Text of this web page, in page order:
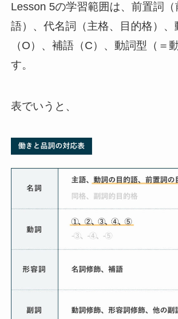
Lesson 5の学習範囲は、前置詞
語）、代名詞（主格、目的格）、
（O）、補語（C）、動詞型（＝
す。
表でいうと、